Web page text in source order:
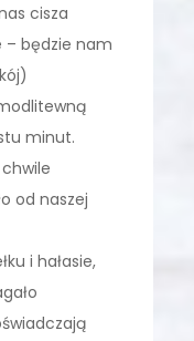
cisza
– będzie nam
minut.
od naszej
i hałasie,